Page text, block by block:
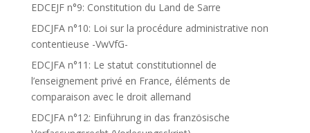
EDCEJF n°9: Constitution du Land de Sarre
EDCJFA n°10: Loi sur la procédure administrative non
contentieuse -VwVfG-
EDCJFA n°11: Le statut constitutionnel de
l’enseignement privé en France, éléments de
comparaison avec le droit allemand
EDCJFA n°12: Einführung in das französische